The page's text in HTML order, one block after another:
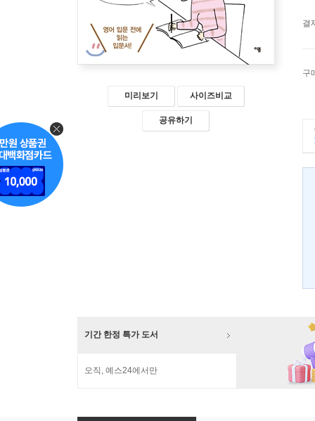
미리보기 사이즈비교
공유하기
결
구
기간 한정 특가 도서
오직, 예스24에서만